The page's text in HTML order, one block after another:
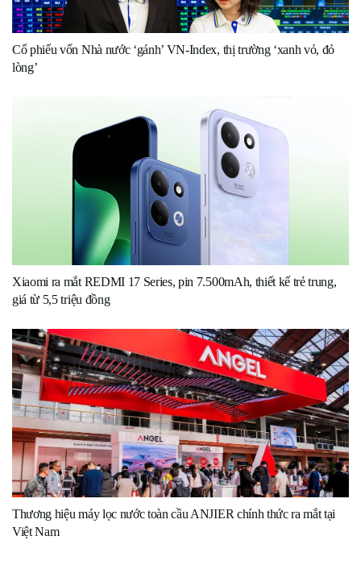
Cổ phiếu vốn Nhà nước ‘gánh’ VN-Index, thị trường ‘xanh vỏ, đỏ
lòng’
Xiaomi ra mắt REDMI 17 Series, pin 7.500mAh, thiết kế trẻ trung,
giá từ 5,5 triệu đồng
Thương hiệu máy lọc nước toàn cầu ANJIER chính thức ra mắt tại
Việt Nam